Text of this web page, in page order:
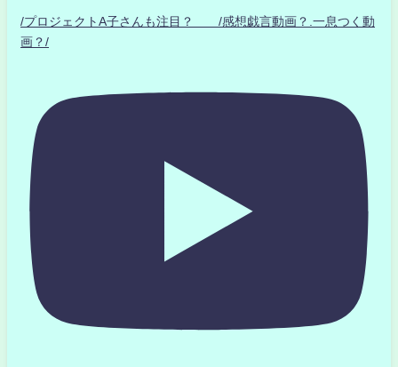
/プロジェクトA子さんも注目？ /感想戯言動画？.一息つく動
画？/